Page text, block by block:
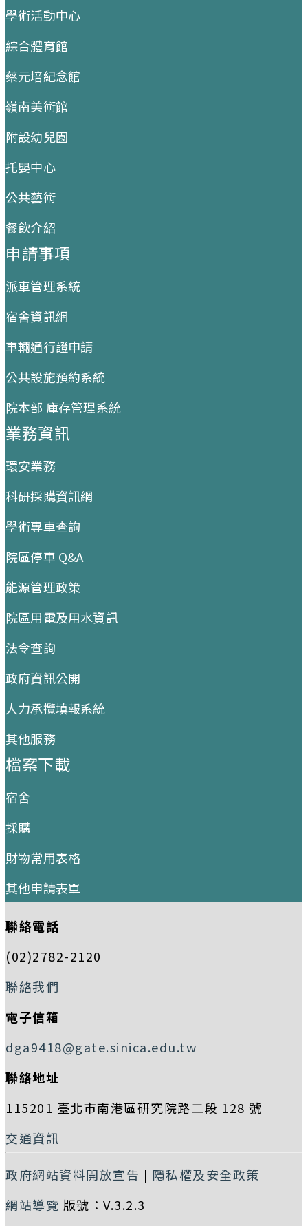
學術活動中心
綜合體育館
蔡元培紀念館
嶺南美術館
附設幼兒園
托嬰中心
公共藝術
餐飲介紹
申請事項
派車管理系統
宿舍資訊網
車輛通行證申請
公共設施預約系統
院本部 庫存管理系統
業務資訊
環安業務
科研採購資訊網
學術專車查詢
院區停車 Q&A
能源管理政策
院區用電及用水資訊
法令查詢
政府資訊公開
人力承攬填報系統
其他服務
檔案下載
宿舍
採購
財物常用表格
其他申請表單
聯絡電話
(02)2782-2120
聯絡我們
電子信箱
dga9418@gate.sinica.edu.tw
聯絡地址
115201 臺北市南港區研究院路二段 128 號
交通資訊
政府網站資料開放宣告 | 隱私權及安全政策
網站導覽 版號：V.3.2.3